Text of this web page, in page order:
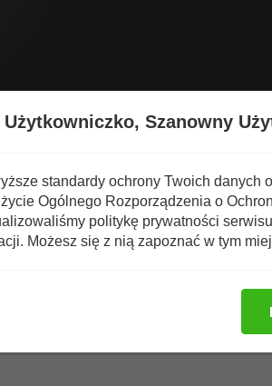
Wyświetl nową
Użytkowniczko, Szanowny
standardy ochrony Twoich danych
Ogólnego Rozporządzenia o
politykę prywatności
Możesz się z nią zapoznać w tym